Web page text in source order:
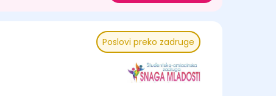
Poslovi preko zadruge